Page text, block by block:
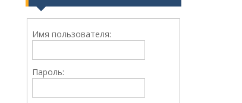
Имя пользователя:
Пароль: